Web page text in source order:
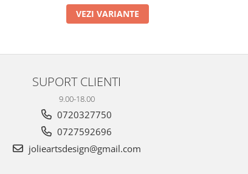
VEZI VARIANTE
SUPORT CLIENTI
9.00-18.00
0720327750
0727592696
jolieartsdesign@gmail.com